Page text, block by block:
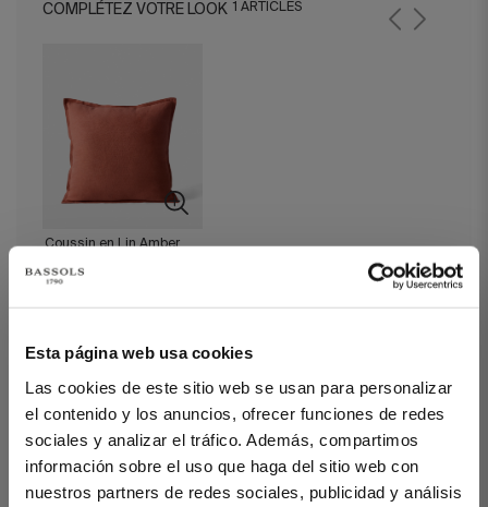
Esta página web usa cookies
Las cookies de este sitio web se usan para personalizar
el contenido y los anuncios, ofrecer funciones de redes
sociales y analizar el tráfico. Además, compartimos
información sobre el uso que haga del sitio web con
nuestros partners de redes sociales, publicidad y análisis
COMPLÉTEZ VOTRE LOOK 1 ARTICLES
Coussin en Lin Amber
Coussin en Lin Amber Tuile 30x50 cm
% lin, apporte fraîcheur et élégance raffinée à tout intérieur.
Son élégant volant sur les bords crée du mouvement subtil
et une touche de distinction.
Comprend un rembourrage moelleux pour le confort.